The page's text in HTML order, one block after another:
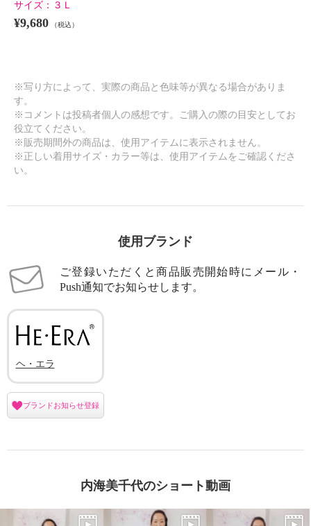
サイズ： ３Ｌ
¥9,680 （税込）
※写り方によって、実際の商品と色味等が異なる場合がありま
す。
※コメントは投稿者個人の感想です。ご購入の際の目安としてお
役立てください。
※販売期間外の商品は、使用アイテムに表示されません。
※正しい着用サイズ・カラー等は、使用アイテムをご確認くださ
い。
使用ブランド
ご登録いただくと商品販売開始時にメール・
Push通知でお知らせします。
ヘ・エラ
ブランドお知らせ登録
内海美千代のショート動画